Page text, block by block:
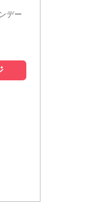
デー